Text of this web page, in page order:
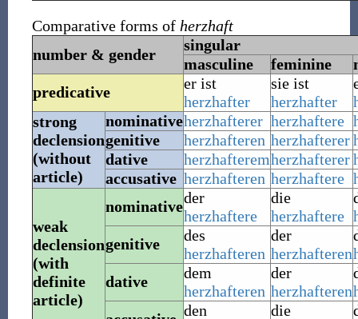
Comparative forms of herzhaft
number & gender
singular
masculine
feminine
predicative
er ist
herzhafter
sie ist
herzhafter
strong
declension
(without
article)
nominativeherzhafterer herzhaftere
genitive
herzhafteren herzhafterer
dative
herzhafteremherzhafterer
accusative herzhafteren herzhaftere
weak
declension
(with
definite
article)
nominativeder
herzhaftere
die
herzhaftere
genitive
des
herzhafteren
der
herzhafteren
dative
dem
herzhafteren
der
herzhafteren
den
die